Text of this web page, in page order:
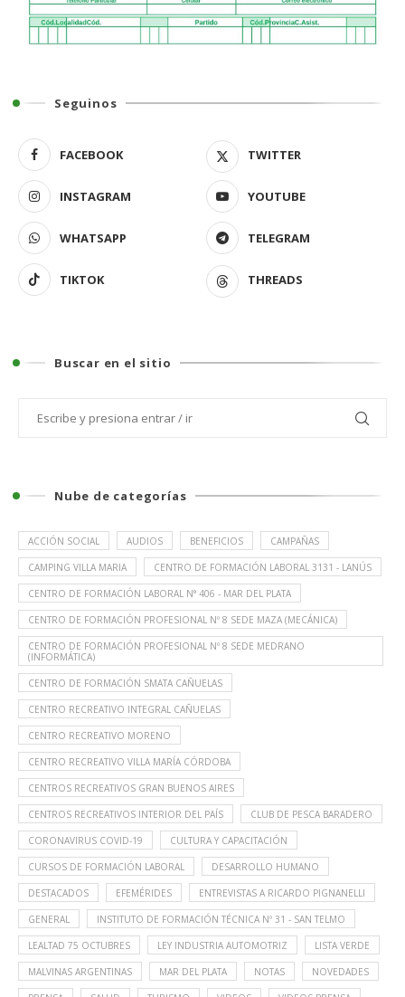
Seguinos
FACEBOOK TWITTER
INSTAGRAM YOUTUBE
WHATSAPP TELEGRAM
TIKTOK THREADS
Buscar en el sitio
Nube de categorías
ACCIÓN SOCIAL AUDIOS BENEFICIOS CAMPAÑAS
CAMPING VILLA MARIA CENTRO DE FORMACIÓN LABORAL 3131 - LANÚS
CENTRO DE FORMACIÓN LABORAL N° 406 - MAR DEL PLATA
CENTRO DE FORMACIÓN PROFESIONAL Nº 8 SEDE MAZA (MECÁNICA)
CENTRO DE FORMACIÓN PROFESIONAL Nº 8 SEDE MEDRANO
(INFORMÁTICA)
CENTRO DE FORMACIÓN SMATA CAÑUELAS
CENTRO RECREATIVO INTEGRAL CAÑUELAS
CENTRO RECREATIVO MORENO
CENTRO RECREATIVO VILLA MARÍA CÓRDOBA
CENTROS RECREATIVOS GRAN BUENOS AIRES
CENTROS RECREATIVOS INTERIOR DEL PAÍS CLUB DE PESCA BARADERO
CORONAVIRUS COVID-19 CULTURA Y CAPACITACIÓN
CURSOS DE FORMACIÓN LABORAL DESARROLLO HUMANO
DESTACADOS EFEMÉRIDES ENTREVISTAS A RICARDO PIGNANELLI
GENERAL INSTITUTO DE FORMACIÓN TÉCNICA Nº 31 - SAN TELMO
LEALTAD 75 OCTUBRES LEY INDUSTRIA AUTOMOTRIZ LISTA VERDE
MALVINAS ARGENTINAS MAR DEL PLATA NOTAS NOVEDADES